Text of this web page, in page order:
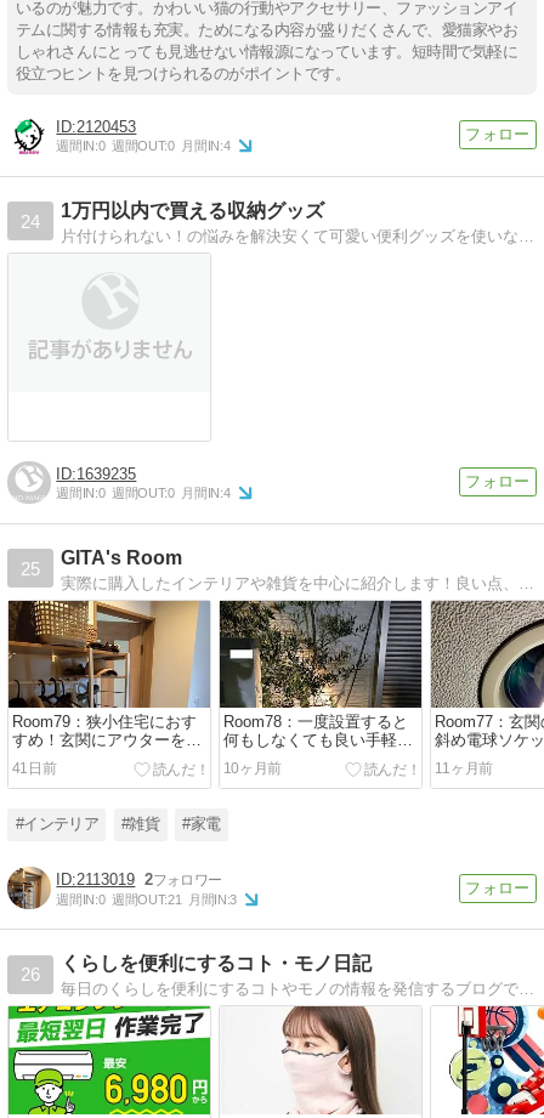
いるのが魅力です。かわいい猫の行動やアクセサリー、ファッションアイ
テムに関する情報も充実。ためになる内容が盛りだくさんで、愛猫家やお
しゃれさんにとっても見逃せない情報源になっています。短時間で気軽に
役立つヒントを見つけられるのがポイントです。
2120453
週間IN:0 週間OUT:0 月間IN:4
24
1万円以内で買える収納グッズ
1639235
週間IN:0 週間OUT:0 月間IN:4
25
GITA's Room
Room79：狭小住宅におす
すめ！玄関にアウターをか
けられるワードローブを設
置しました。収納力もUPし
て意外とスッキリ ：狭小住
宅におすすめ！玄関にアウ
ターをかけられるワードロ
力もUPして意外とスッキリ
41日前
Room78：一度設置すると
何もしなくても良い手軽さ
が魅力。「屋外用ソーラー
ライト」でお庭の雰囲気が
激変オシャレに！防犯対策
10ヶ月前
Room77：玄
斜め電球ソケ
センサーライ
か取り付けた
ずに変換ソケ
11ヶ月前
#インテリア #雑貨 #家電
2113019 2
週間IN:0 週間OUT:21 月間IN:3
26
くらしを便利にするコト・モノ日記
毎日のくらしを便利にするコトやモノの情報を発信するブログです！バズっている便利グッズやライフハック、SNSで話題の新商品、日々のちょっとしたストレスを解決してくれるアイテム、お得情報などを幅広く発信していきます。